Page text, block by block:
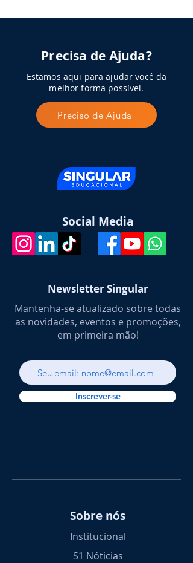
Precisa de Ajuda?
Estamos aqui para ajudar você da
melhor forma possível.
Preciso de Ajuda
Social Media
Newsletter Singular
Mantenha-se atualizado sobre todas
as novidades, eventos e promoções,
em primeira mão!
Inscrever-se
Sobre nós
Institucional
S1 Nóticias